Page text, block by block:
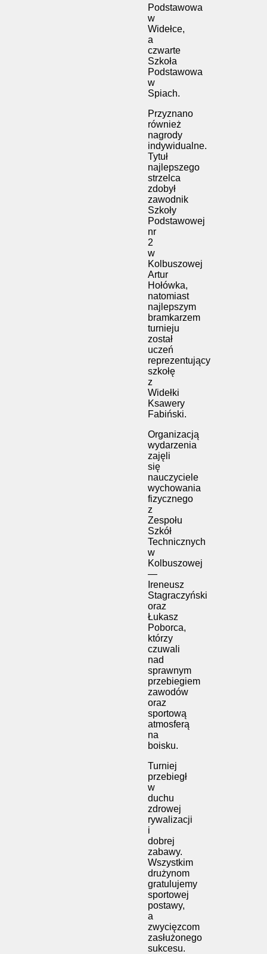
Podstawowa
w
Widełce,
a
czwarte
Szkoła
Podstawowa
w
Spiach.
Przyznano
również
nagrody
indywidualne.
Tytuł
najlepszego
strzelca
zdobył
zawodnik
Szkoły
Podstawowej
nr
2
w
Kolbuszowej
Artur
Hołówka,
natomiast
najlepszym
bramkarzem
turnieju
został
uczeń
reprezentujący
szkołę
z
Widełki
Ksawery
Fabiński.
Organizacją
wydarzenia
zajęli
się
nauczyciele
wychowania
fizycznego
z
Zespołu
Szkół
Technicznych
w
Kolbuszowej
—
Ireneusz
Stagraczyński
oraz
Łukasz
Poborca,
którzy
czuwali
nad
sprawnym
przebiegiem
zawodów
oraz
sportową
atmosferą
na
boisku.
Turniej
przebiegł
w
duchu
zdrowej
rywalizacji
i
dobrej
zabawy.
Wszystkim
drużynom
gratulujemy
sportowej
postawy,
a
zwycięzcom
zasłużonego
sukcesu.